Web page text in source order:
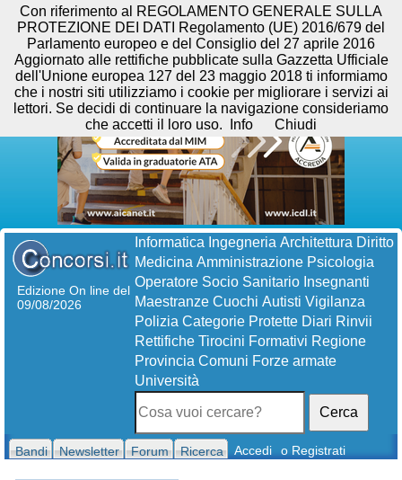
Edizione On line del
09/08/2026
Informatica Ingegneria Architettura Diritto
Medicina Amministrazione Psicologia
Operatore Socio Sanitario Insegnanti
Maestranze Cuochi Autisti Vigilanza
Polizia Categorie Protette Diari Rinvii
Rettifiche Tirocini Formativi Regione
Provincia Comuni Forze armate
Università
Cerca
Bandi Newsletter Forum Ricerca Accedi o Registrati
Con riferimento al REGOLAMENTO GENERALE SULLA
PROTEZIONE DEI DATI Regolamento (UE) 2016/679 del
Parlamento europeo e del Consiglio del 27 aprile 2016
Aggiornato alle rettifiche pubblicate sulla Gazzetta Ufficiale
dell'Unione europea 127 del 23 maggio 2018 ti informiamo
che i nostri siti utilizziamo i cookie per migliorare i servizi ai
lettori. Se decidi di continuare la navigazione consideriamo
che accetti il loro uso.
Info Chiudi